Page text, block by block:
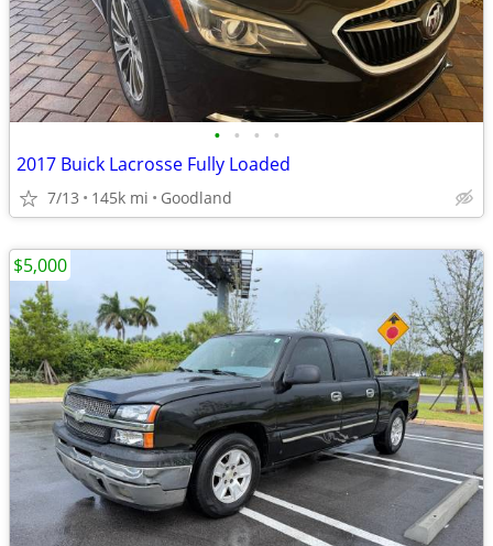
• • • •
2017 Buick Lacrosse Fully Loaded
7/13 145k mi Goodland
$5,000